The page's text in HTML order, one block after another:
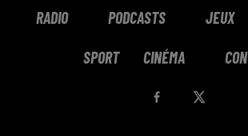
RADIO PODCASTS JEUX
SPORT CINÉMA